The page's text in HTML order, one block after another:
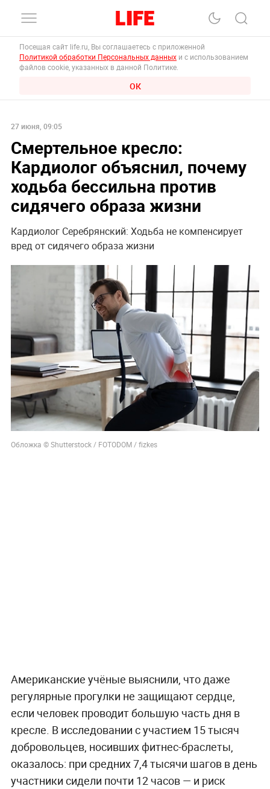
Посещая сайт life.ru, Вы соглашаетесь с приложенной
Политикой обработки Персональных данных и с использованием
файлов cookie, указанных в данной Политике.
ОК
27 июня, 09:05
Смертельное кресло:
Кардиолог объяснил, почему
ходьба бессильна против
сидячего образа жизни
Кардиолог Серебрянский: Ходьба не компенсирует
вред от сидячего образа жизни
Обложка © Shutterstock / FOTODOM / fizkes
Американские учёные выяснили, что даже
регулярные прогулки не защищают сердце,
если человек проводит большую часть дня в
кресле. В исследовании с участием 15 тысяч
добровольцев, носивших фитнес-браслеты,
оказалось: при средних 7,4 тысячи шагов в день
участники сидели почти 12 часов — и риск